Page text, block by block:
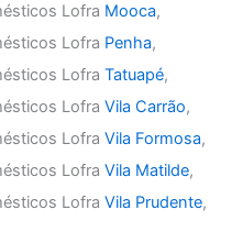
Lofra Mooca,
Lofra Penha,
LofraTatuapé,
LofraVila Carrão,
LofraVila Formosa,
LofraVila Matilde,
LofraVila Prudente,